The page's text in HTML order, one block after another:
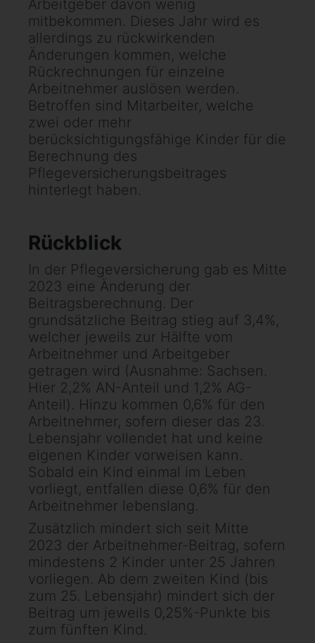
Arbeitgeber davon wenig
mitbekommen. Dieses Jahr wird es
allerdings zu rückwirkenden
Änderungen kommen, welche
Rückrechnungen für einzelne
Arbeitnehmer auslösen werden.
Betroffen sind Mitarbeiter, welche
zwei oder mehr
berücksichtigungsfähige Kinder für die
Berechnung des
Pflegeversicherungsbeitrages
hinterlegt haben.
Rückblick
In der Pflegeversicherung gab es Mitte
2023 eine Änderung der
Beitragsberechnung. Der
grundsätzliche Beitrag stieg auf 3,4%,
welcher jeweils zur Hälfte vom
Arbeitnehmer und Arbeitgeber
getragen wird (Ausnahme: Sachsen.
Hier 2,2% AN-Anteil und 1,2% AG-
Anteil). Hinzu kommen 0,6% für den
Arbeitnehmer, sofern dieser das 23.
Lebensjahr vollendet hat und keine
eigenen Kinder vorweisen kann.
Sobald ein Kind einmal im Leben
vorliegt, entfallen diese 0,6% für den
Arbeitnehmer lebenslang.
Zusätzlich mindert sich seit Mitte
2023 der Arbeitnehmer-Beitrag, sofern
mindestens 2 Kinder unter 25 Jahren
vorliegen. Ab dem zweiten Kind (bis
zum 25. Lebensjahr) mindert sich der
Beitrag um jeweils 0,25%-Punkte bis
zum fünften Kind.